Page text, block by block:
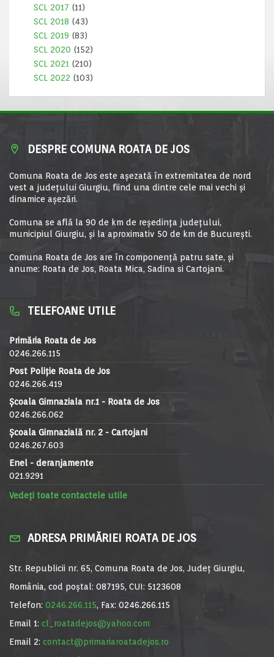
SCL 2017 (11)
SCL 2018 (43)
SCL 2019 (83)
SCL 2020 (152)
SCL 2021 (210)
SCL 2022 (103)
DESPRE COMUNA ROATA DE JOS
Comuna Roata de Jos este aşezată în extremitatea de nord
vest a judeţului Giurgiu, fiind una dintre cele mai vechi şi
dinamice aşezări.
Comuna se află la 90 de km de reşedinţa judeţului,
municipiul Giurgiu, şi la aproximativ 50 de km de Bucureşti.
Comuna Roata de Jos are în componență patru sate, și
anume: Roata de Jos, Roata Mica, Sadina si Cartojani.
TELEFOANE UTILE
Primăria Roata de Jos
0246.266.115
Post Poliție Roata de Jos
0246.266.419
Școala Gimnaziala nr.1 - Roata de Jos
0246.266.062
Școala Gimnazială nr. 2 - Cartojani
0246.267.603
Enel - deranjamente
021.9291
Vedeți toate contactele utile
ADRESA PRIMĂRIEI ROATA DE JOS
Str. Republicii nr. 65, Comuna Roata de Jos, Județ Giurgiu,
România, cod poștal: 087195, CUI: 5123608
Telefon: 0246.266.115, Fax: 0246.266.115
Email 1: cl_roatadejos@yahoo.com
Email 2: contact@primariaroatadejos.ro